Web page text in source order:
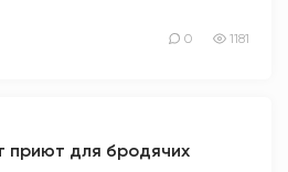
0 1181
приют для бродячих